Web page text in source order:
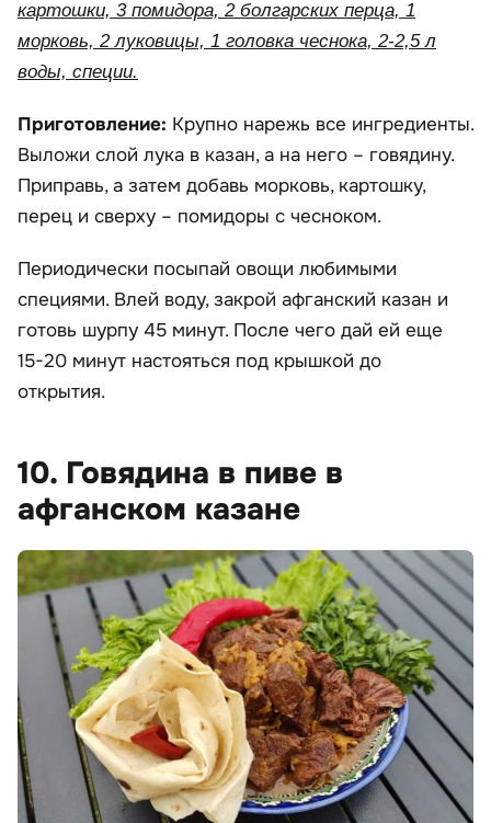
картошки, 3 помидора, 2 болгарских перца, 1
морковь, 2 луковицы, 1 головка чеснока, 2-2,5 л
воды, специи.
Приготовление: Крупно нарежь все ингредиенты.
Выложи слой лука в казан, а на него – говядину.
Приправь, а затем добавь морковь, картошку,
перец и сверху – помидоры с чесноком.
Периодически посыпай овощи любимыми
специями. Влей воду, закрой афганский казан и
готовь шурпу 45 минут. После чего дай ей еще
15-20 минут настояться под крышкой до
открытия.
10. Говядина в пиве в
афганском казане